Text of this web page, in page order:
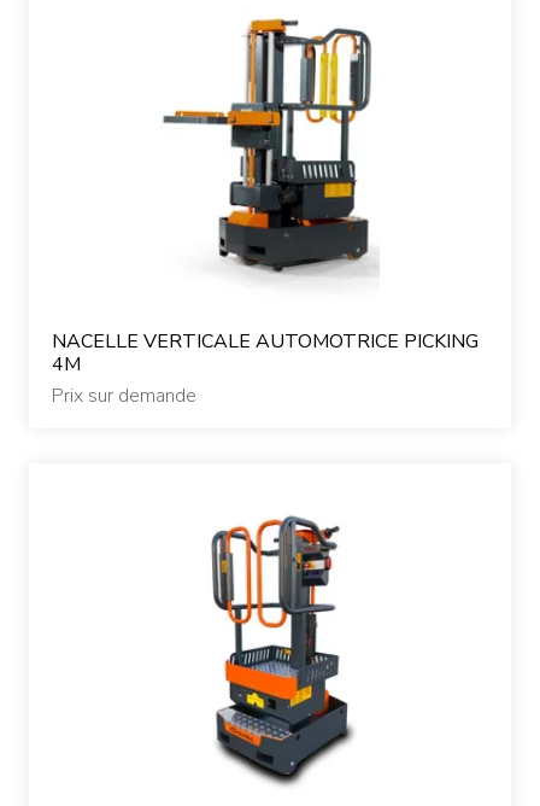
NACELLE VERTICALE AUTOMOTRICE PICKING
4M
Prix sur demande